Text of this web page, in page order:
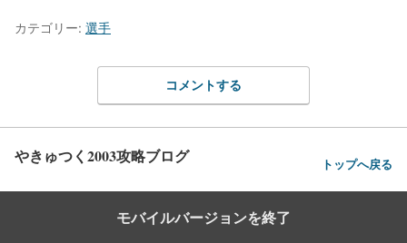
カテゴリー: 選手
コメントする
やきゅつく2003攻略ブログ トップへ戻る
モバイルバージョンを終了